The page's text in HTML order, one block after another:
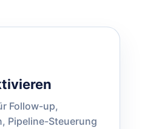
Follow-up,
Pipeline-Steuerung